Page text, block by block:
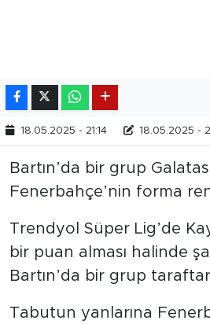
18.05.2025 - 21:14 18.05.2025 -
Bartın’da bir grup
Fenerbahçe’nin forma
Trendyol Süper Lig’de
bir puan alması halinde
Bartın’da bir grup
Tabutun yanlarına